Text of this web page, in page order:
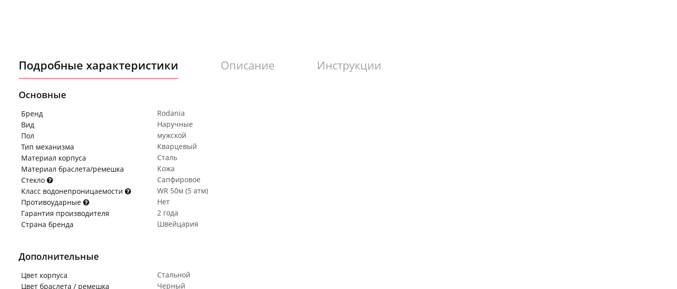
Подробные характеристики Описание Инструкции
Основные
Бренд
Rodania
Вид
Наручные
Пол
мужской
Тип механизма
Кварцевый
Материал корпуса
Сталь
Материал браслета/ремешка
Кожа
Стекло
Сапфировое
Класс водонепроницаемости
WR 50м (5 атм)
Противоударные
Нет
Гарантия производителя
2 года
Страна бренда
Швейцария
Дополнительные
Цвет корпуса
Стальной
Цвет браслета / ремешка
Черный